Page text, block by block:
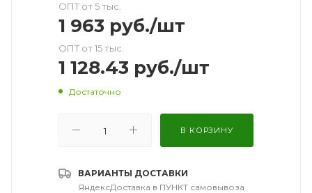
ОПТ от 5 тыс.
1 963 руб./шт
ОПТ от 15 тыс.
1 128.43 руб./шт
Достаточно
В КОРЗИНУ
ВАРИАНТЫ ДОСТАВКИ
ЯндексДоставка в ПУНКТ самовывоза